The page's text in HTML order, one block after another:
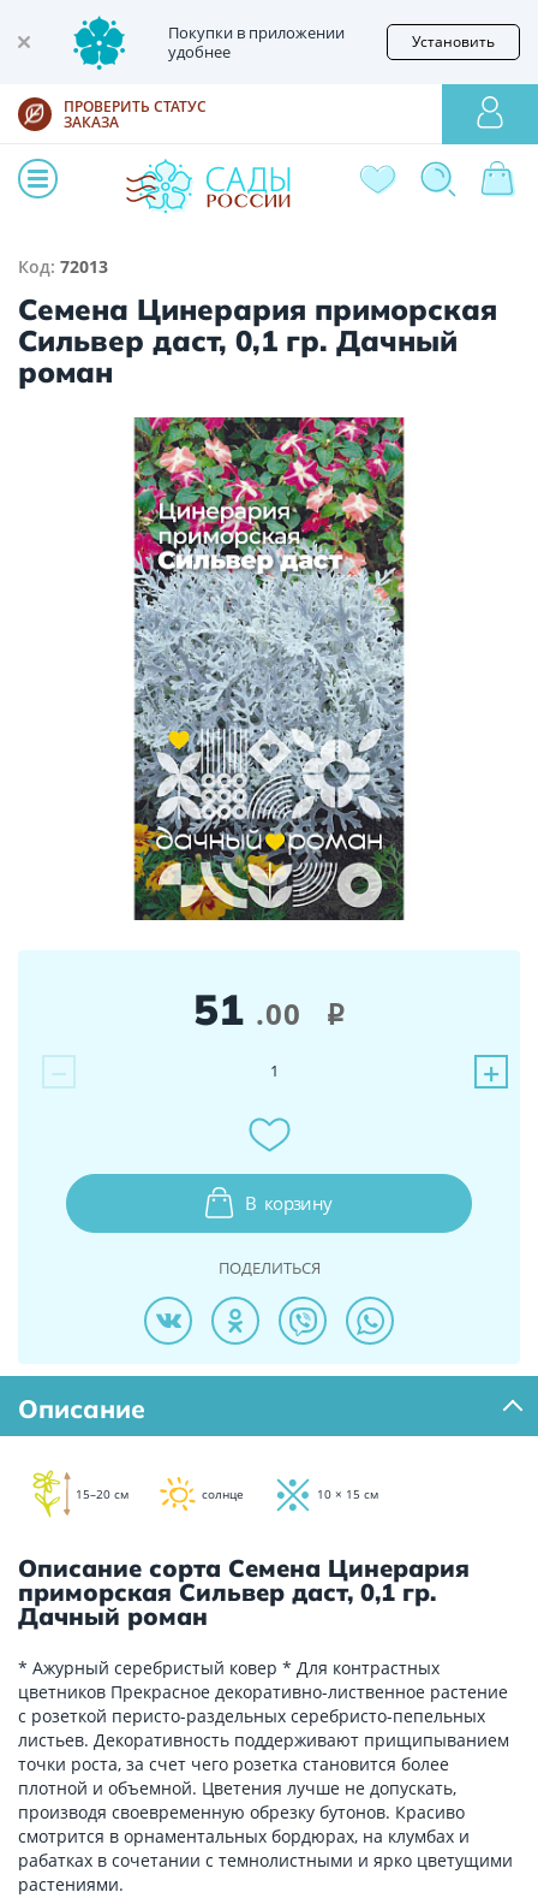
Покупки в приложении
удобнее
Установить
ПРОВЕРИТЬ СТАТУС
ЗАКАЗА
Код: 72013
Семена Цинерария приморская
Сильвер даст, 0,1 гр. Дачный
роман
51 .00 i
− +
1
В корзину
ПОДЕЛИТЬСЯ
Описание
15–20 см солнце 10 × 15 см
Описание сорта Семена Цинерария
приморская Сильвер даст, 0,1 гр.
Дачный роман
* Ажурный серебристый ковер * Для контрастных
цветников Прекрасное декоративно-лиственное растение
с розеткой перисто-раздельных серебристо-пепельных
листьев. Декоративность поддерживают прищипыванием
точки роста, за счет чего розетка становится более
плотной и объемной. Цветения лучше не допускать,
производя своевременную обрезку бутонов. Красиво
смотрится в орнаментальных бордюрах, на клумбах и
рабатках в сочетании с темнолистными и ярко цветущими
растениями.